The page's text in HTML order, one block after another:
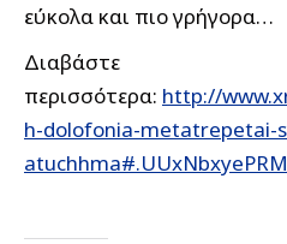
εύκολα και πιο γρήγορα…
Διαβάστε
περισσότερα: http://
h-dolofonia-metatrepetai-